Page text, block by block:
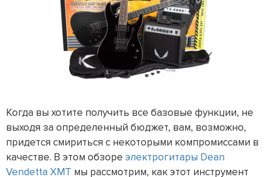
Когда вы хотите получить все базовые функции, не
выходя за определенный бюджет, вам, возможно,
придется смириться с некоторыми компромиссами в
качестве. В этом обзоре электрогитары Dean
Vendetta XMT мы рассмотрим, как этот инструмент